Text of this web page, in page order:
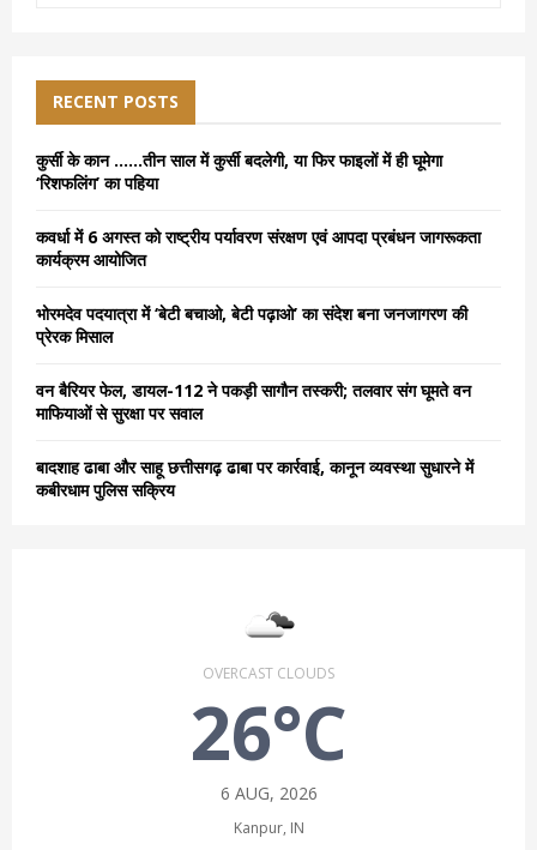
f
o
r
RECENT POSTS
कुर्सी के कान ……तीन साल में कुर्सी बदलेगी, या फिर फाइलों में ही घूमेगा
‘रिशफलिंग’ का पहिया
कवर्धा में 6 अगस्त को राष्ट्रीय पर्यावरण संरक्षण एवं आपदा प्रबंधन जागरूकता
कार्यक्रम आयोजित
भोरमदेव पदयात्रा में ‘बेटी बचाओ, बेटी पढ़ाओ’ का संदेश बना जनजागरण की
प्रेरक मिसाल
वन बैरियर फेल, डायल-112 ने पकड़ी सागौन तस्करी; तलवार संग घूमते वन
माफियाओं से सुरक्षा पर सवाल
बादशाह ढाबा और साहू छत्तीसगढ़ ढाबा पर कार्रवाई, कानून व्यवस्था सुधारने में
कबीरधाम पुलिस सक्रिय
OVERCAST CLOUDS
26°C
6 AUG, 2026
Kanpur, IN